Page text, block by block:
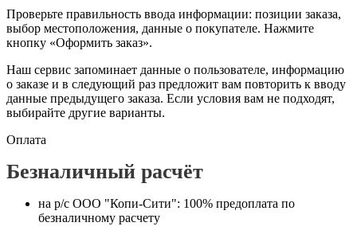
Проверьте правильность ввода информации: позиции заказа,
выбор местоположения, данные о покупателе. Нажмите
кнопку «Оформить заказ».
Наш сервис запоминает данные о пользователе, информацию
о заказе и в следующий раз предложит вам повторить к вводу
данные предыдущего заказа. Если условия вам не подходят,
выбирайте другие варианты.
Оплата
Безналичный расчёт
на р/с ООО "Копи-Сити": 100% предоплата по
безналичному расчету